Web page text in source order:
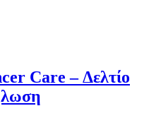
Care – Δελτίο